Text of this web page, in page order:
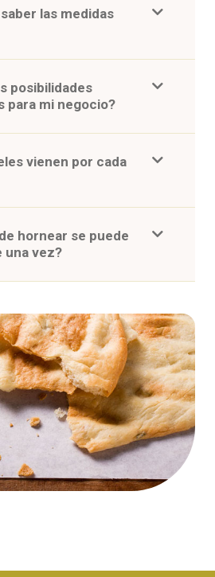
las medidas
posibilidades
para mi negocio?
vienen por cada
hornear se puede
una vez?